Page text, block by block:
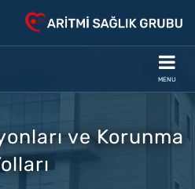
MENU
ve Korunma